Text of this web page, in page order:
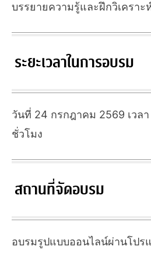
บรรยายความรู้และฝึกวิเคราะ
ระยะเวลาในการอบรม
วันที่ 24 กรกฎาคม 2569 เวล
ชั่วโมง
สถานที่จัดอบรม
อบรมรูปแบบออนไลน์ผ่านโปร